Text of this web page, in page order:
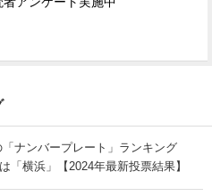
ナンバープレート」ランキング
横浜」【2024年最新投票結果】